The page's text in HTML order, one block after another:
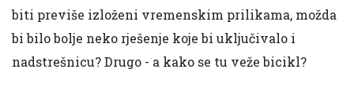
biti previše izloženi vremenskim prilikama, možda
bi bilo bolje neko rješenje koje bi uključivalo i
nadstrešnicu? Drugo - a kako se tu veže bicikl?